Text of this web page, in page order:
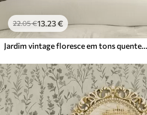
22.05€13.23€
Jardim vintage floresce em tons quentes de terracota e pêssego